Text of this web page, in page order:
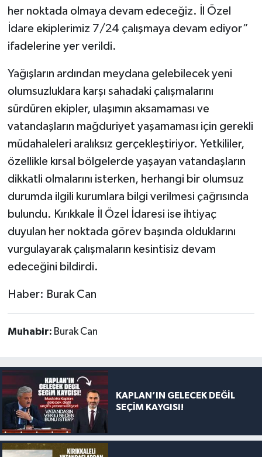
her noktada olmaya devam edeceğiz. İl Özel
İdare ekiplerimiz 7/24 çalışmaya devam ediyor”
ifadelerine yer verildi.
Yağışların ardından meydana gelebilecek yeni
olumsuzluklara karşı sahadaki çalışmalarını
sürdüren ekipler, ulaşımın aksamaması ve
vatandaşların mağduriyet yaşamaması için gerekli
müdahaleleri aralıksız gerçekleştiriyor. Yetkililer,
özellikle kırsal bölgelerde yaşayan vatandaşların
dikkatli olmalarını isterken, herhangi bir olumsuz
durumda ilgili kurumlara bilgi verilmesi çağrısında
bulundu. Kırıkkale İl Özel İdaresi ise ihtiyaç
duyulan her noktada görev başında olduklarını
vurgulayarak çalışmaların kesintisiz devam
edeceğini bildirdi.
Haber: Burak Can
Muhabir: Burak Can
KAPLAN’IN GELECEK DEĞİL
SEÇİM KAYGISI!